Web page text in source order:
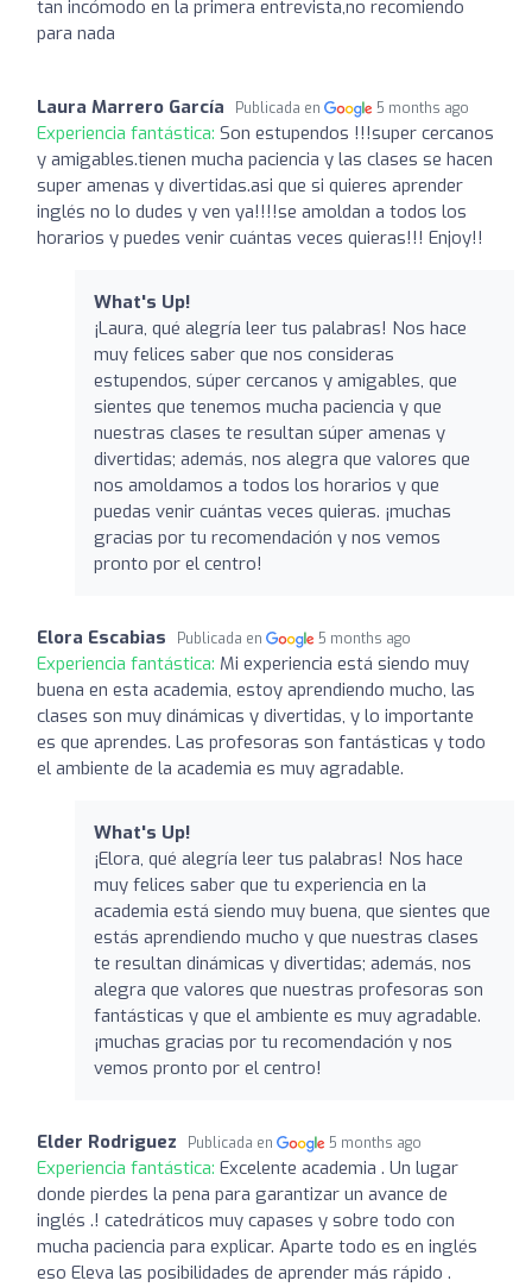
tan incómodo en la primera entrevista,no recomiendo
para nada
Laura Marrero García Publicada en 5 months ago
Experiencia fantástica: Son estupendos !!!super cercanos
y amigables.tienen mucha paciencia y las clases se hacen
super amenas y divertidas.asi que si quieres aprender
inglés no lo dudes y ven ya!!!!se amoldan a todos los
horarios y puedes venir cuántas veces quieras!!! Enjoy!!
What's Up!
¡Laura, qué alegría leer tus palabras! Nos hace
muy felices saber que nos consideras
estupendos, súper cercanos y amigables, que
sientes que tenemos mucha paciencia y que
nuestras clases te resultan súper amenas y
divertidas; además, nos alegra que valores que
nos amoldamos a todos los horarios y que
puedas venir cuántas veces quieras. ¡muchas
gracias por tu recomendación y nos vemos
pronto por el centro!
Elora Escabias Publicada en 5 months ago
Experiencia fantástica: Mi experiencia está siendo muy
buena en esta academia, estoy aprendiendo mucho, las
clases son muy dinámicas y divertidas, y lo importante
es que aprendes. Las profesoras son fantásticas y todo
el ambiente de la academia es muy agradable.
What's Up!
¡Elora, qué alegría leer tus palabras! Nos hace
muy felices saber que tu experiencia en la
academia está siendo muy buena, que sientes que
estás aprendiendo mucho y que nuestras clases
te resultan dinámicas y divertidas; además, nos
alegra que valores que nuestras profesoras son
fantásticas y que el ambiente es muy agradable.
¡muchas gracias por tu recomendación y nos
vemos pronto por el centro!
Elder Rodriguez Publicada en 5 months ago
Experiencia fantástica: Excelente academia . Un lugar
donde pierdes la pena para garantizar un avance de
inglés .! catedráticos muy capases y sobre todo con
mucha paciencia para explicar. Aparte todo es en inglés
eso Eleva las posibilidades de aprender más rápido .